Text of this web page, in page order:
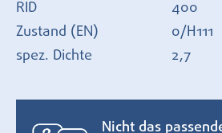
RID
400
Zustand (EN)
0/H111
spez. Dichte
2,7
Nicht das